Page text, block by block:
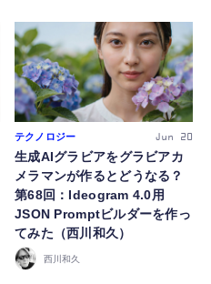
テクノロジー Jun 20
生成AIグラビアをグラビアカ
メラマンが作るとどうなる？
第68回：Ideogram 4.0用
JSON Promptビルダーを作っ
てみた（西川和久）
西川和久